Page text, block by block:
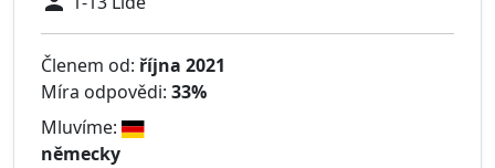
Členem od: října 2021
Míra odpovědi: 33%
Mluvíme:
německy